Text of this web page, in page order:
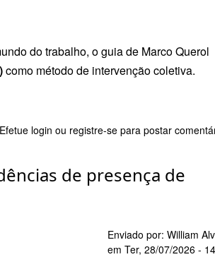
do trabalho, o guia de Marco Querol
como método de intervenção coletiva.
Efetue login ou registre-se para postar
de presença de
Enviado por:William
emTer, 28/07/2026 -